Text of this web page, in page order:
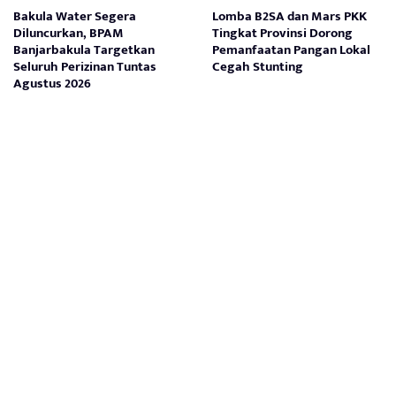
Bakula Water Segera
Diluncurkan, BPAM
Banjarbakula Targetkan
Seluruh Perizinan Tuntas
Agustus 2026
Lomba B2SA dan Mars PKK
Tingkat Provinsi Dorong
Pemanfaatan Pangan Lokal
Cegah Stunting